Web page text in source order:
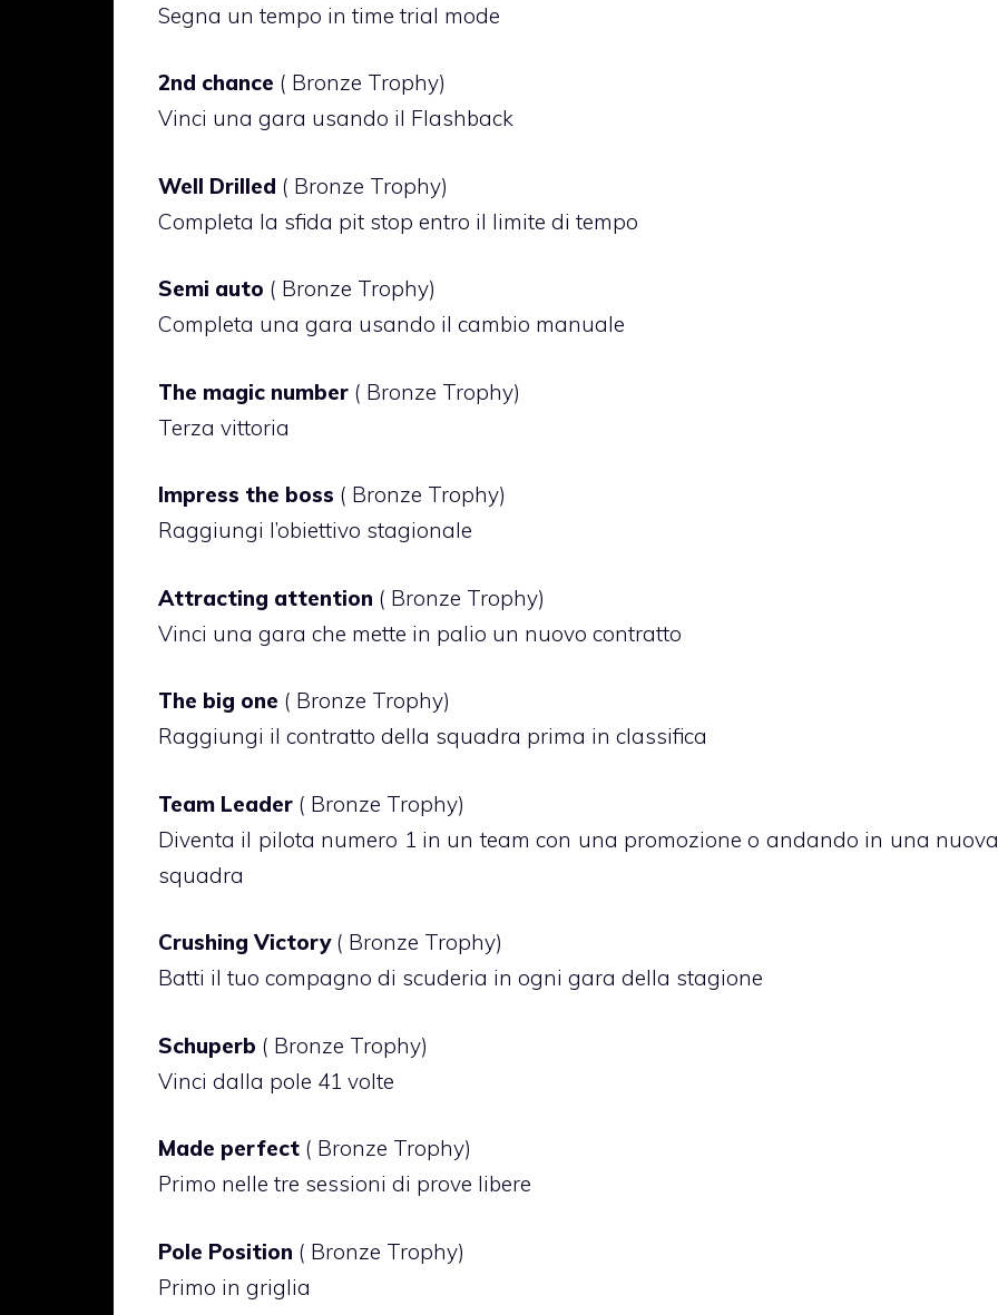
Segna un tempo in time trial mode
2nd chance ( Bronze Trophy)
Vinci una gara usando il Flashback
Well Drilled ( Bronze Trophy)
Completa la sfida pit stop entro il limite di tempo
Semi auto ( Bronze Trophy)
Completa una gara usando il cambio manuale
The magic number ( Bronze Trophy)
Terza vittoria
Impress the boss ( Bronze Trophy)
Raggiungi l’obiettivo stagionale
Attracting attention ( Bronze Trophy)
Vinci una gara che mette in palio un nuovo contratto
The big one ( Bronze Trophy)
Raggiungi il contratto della squadra prima in classifica
Team Leader ( Bronze Trophy)
Diventa il pilota numero 1 in un team con una promozione o andando in una nuova
squadra
Crushing Victory( Bronze Trophy)
Batti il tuo compagno di scuderia in ogni gara della stagione
Schuperb ( Bronze Trophy)
Vinci dalla pole 41 volte
Made perfect ( Bronze Trophy)
Primo nelle tre sessioni di prove libere
Pole Position ( Bronze Trophy)
Primo in griglia